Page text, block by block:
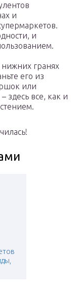
и
и
нижних гранях
его из
или
здесь все, как и